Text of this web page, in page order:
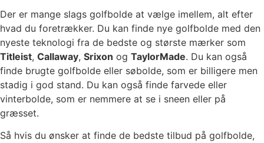
Der er mange slags golfbolde at vælge imellem, alt efter
hvad du foretrækker. Du kan finde nye golfbolde med den
nyeste teknologi fra de bedste og største mærker som
Titleist, Callaway, Srixon og TaylorMade. Du kan også
finde brugte golfbolde eller søbolde, som er billigere men
stadig i god stand. Du kan også finde farvede eller
vinterbolde, som er nemmere at se i sneen eller på
græsset.
Så hvis du ønsker at finde de bedste tilbud på golfbolde,